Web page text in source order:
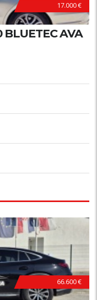
17.000 €
BLUETEC AVA
ODLIČAN !
66.600 €